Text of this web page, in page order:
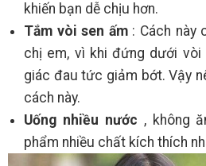
khiến bạn dễ chịu hơn.
Tắm vòi sen ấm: Cách này
chị em, vì khi đứng dưới
giác đau tức giảm bớt. Vậy
cách này.
Uống nhiều nước , không
phẩm nhiều chất kích thích